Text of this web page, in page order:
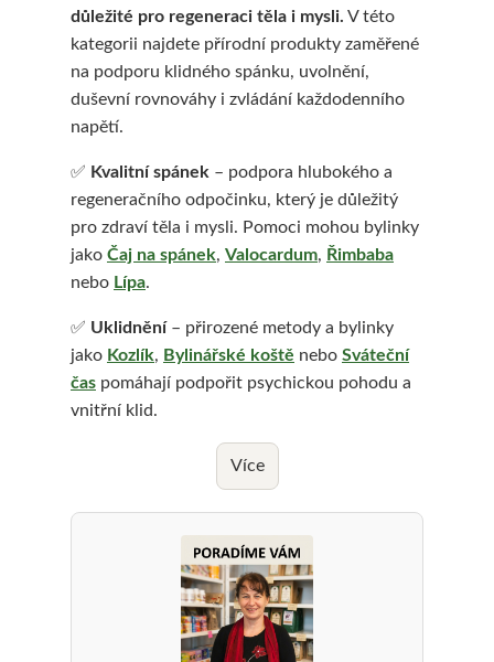
důležité pro regeneraci těla i mysli. V této
kategorii najdete přírodní produkty zaměřené
na podporu klidného spánku, uvolnění,
duševní rovnováhy i zvládání každodenního
napětí.
✅ Kvalitní spánek – podpora hlubokého a
regeneračního odpočinku, který je důležitý
pro zdraví těla i mysli. Pomoci mohou bylinky
jako Čaj na spánek, Valocardum, Řimbaba
nebo Lípa.
✅ Uklidnění– přirozené metody a bylinky
jako Kozlík, Bylinářské koště nebo Sváteční
čas pomáhají podpořit psychickou pohodu a
vnitřní klid.
Více